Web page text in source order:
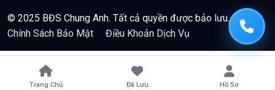
Trang Chủ Đã Lưu Hồ Sơ
© 2025 BĐS Chung Anh. Tất cả quyền được bảo lưu.
Chính Sách Bảo Mật
Điều Khoản Dịch Vụ